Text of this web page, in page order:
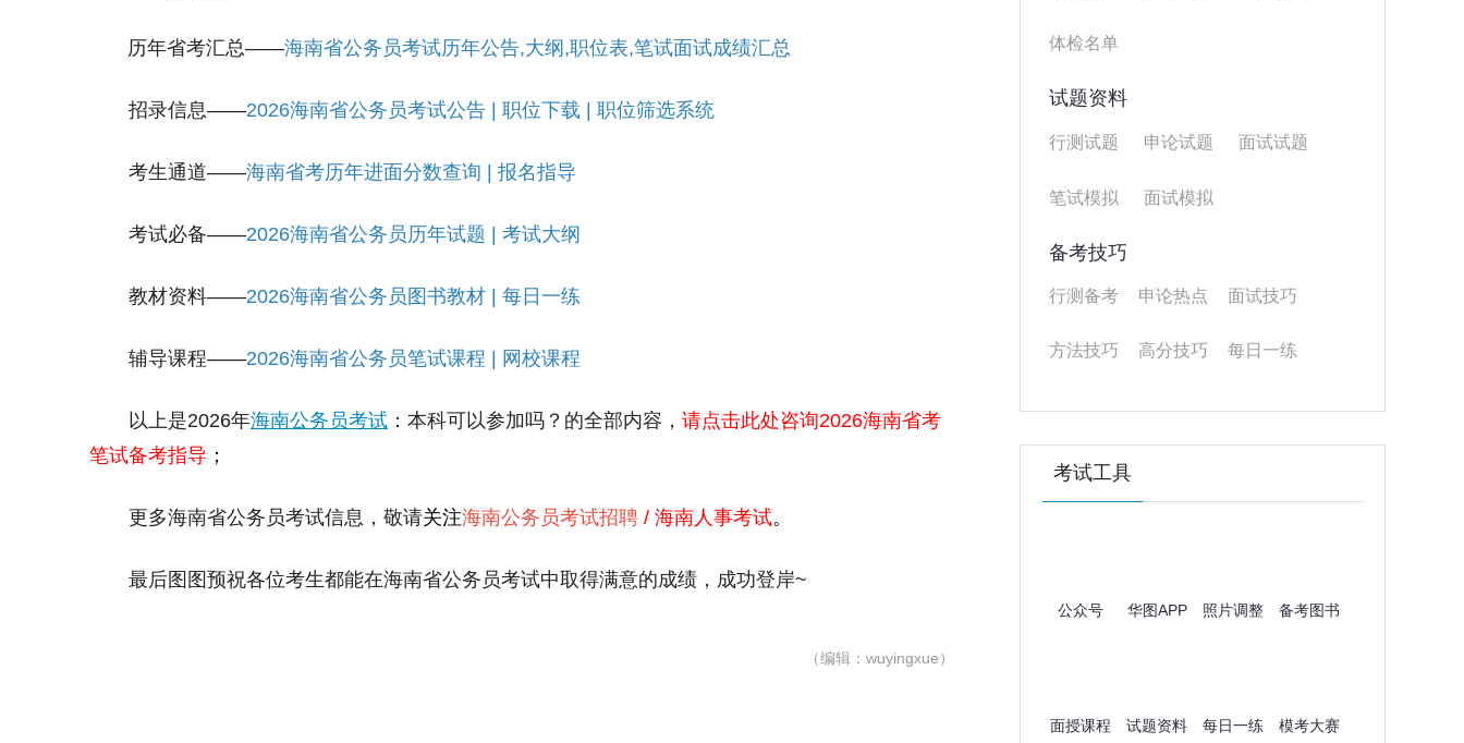
历年省考汇总——海南省公务员考试历年公告,大纲,职位表,笔试面试成绩汇总
招录信息——2026海南省公务员考试公告 职位下载 职位筛选系统
考生通道——海南省考历年进面分数查询 报名指导
考试必备——2026海南省公务员历年试题 考试大纲
教材资料——2026海南省公务员图书教材 每日一练
辅导课程——2026海南省公务员笔试课程 网校课程
以上是2026年海南公务员考试 ：本科可以参加吗？的全部内容， 请点击此处咨询2026海南省考
笔试备考指导 ；
更多海南省公务员考试信息，敬请关注海南公务员考试招聘 / 海南人事考试。
最后图图预祝各位考生都能在海南省公务员考试中取得满意的成绩，成功登岸~
（编辑：wuyingxue）
体检名单
试题资料
行测试题 申论试题 面试试题
笔试模拟 面试模拟
备考技巧
行测备考 申论热点 面试技巧
方法技巧 高分技巧 每日一练
考试工具
公众号 华图APP 照片调整 备考图书
面授课程 试题资料 每日一练 模考大赛